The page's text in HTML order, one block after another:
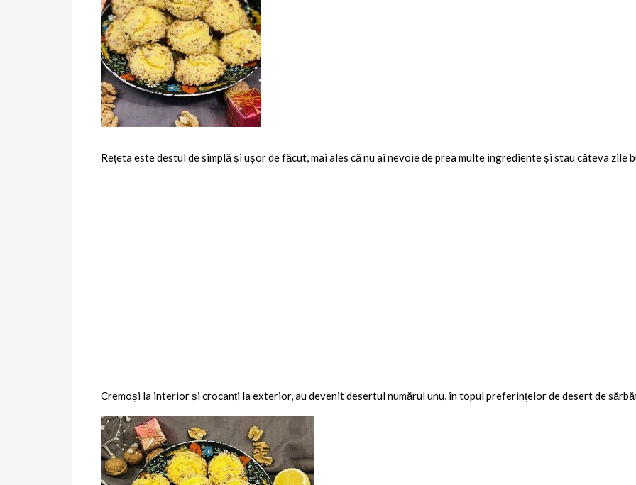
Rețeta este destul de simplă și ușor de făcut, mai ales că nu ai nevoie de prea multe ingrediente și stau câteva zile
Cremoși la interior și crocanți la exterior, au devenit desertul numărul unu, în topul preferințelor de desert de